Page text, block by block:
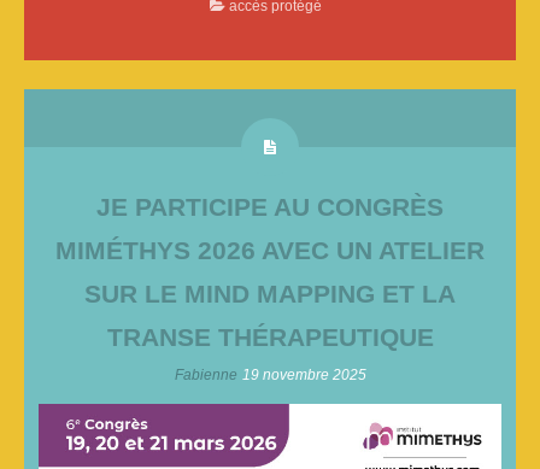
accès protégé
JE PARTICIPE AU CONGRÈS
MIMÉTHYS 2026 AVEC UN ATELIER
SUR LE MIND MAPPING ET LA
TRANSE THÉRAPEUTIQUE
Fabienne 19 novembre 2025